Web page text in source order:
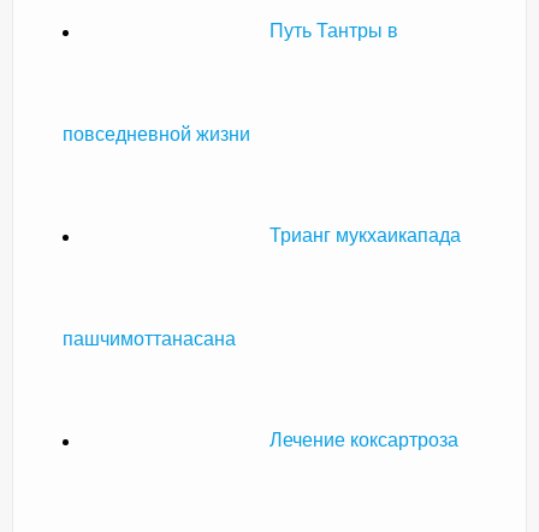
Путь Тантры в
повседневной жизни
Трианг мукхаикапада
пашчимоттанасана
Лечение коксартроза